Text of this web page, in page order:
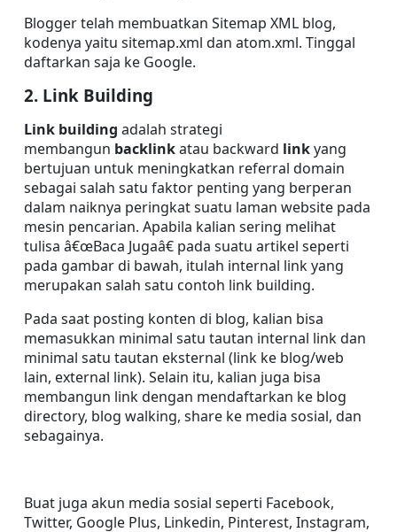
Blogger telah membuatkan Sitemap XML blog,
kodenya yaitu sitemap.xml dan atom.xml. Tinggal
daftarkan saja ke Google.
2. Link Building
Link building adalah strategi
membangun backlink atau backward link yang
bertujuan untuk meningkatkan referral domain
sebagai salah satu faktor penting yang berperan
dalam naiknya peringkat suatu laman website pada
mesin pencarian. Apabila kalian sering melihat
tulisa â€œBaca Jugaâ€ pada suatu artikel seperti
pada gambar di bawah, itulah internal link yang
merupakan salah satu contoh link building.
Pada saat posting konten di blog, kalian bisa
memasukkan minimal satu tautan internal link dan
minimal satu tautan eksternal (link ke blog/web
lain, external link). Selain itu, kalian juga bisa
membangun link dengan mendaftarkan ke blog
directory, blog walking, share ke media sosial, dan
sebagainya.
Buat juga akun media sosial seperti Facebook,
Twitter, Google Plus, Linkedin, Pinterest, Instagram,